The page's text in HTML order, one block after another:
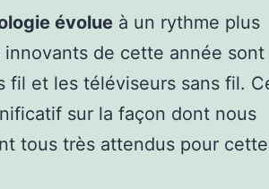
évolue à un rythme plus
de cette année sont
fil et les téléviseurs sans fil.
sur la façon dont nous
tous très attendus pour cette